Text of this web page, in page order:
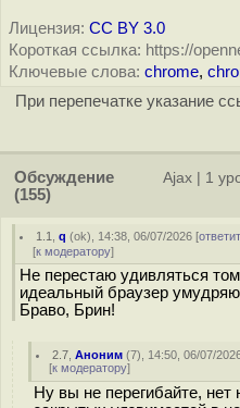
Лицензия: CC BY 3.0
Короткая ссылка: https://
Ключевые слова: chrome,
При перепечатке указание
Обсуждение
(155)
Ajax 1
1.1 ,q (ok), 14:38, 06/07/2026 [
[к модератору]
Не перестаю удивляться
идеальный браузер
Браво, Брин!
2.7 ,Аноним (7), 14:50, 06/07/
[к модератору]
Ну вы не перегибайте, нет